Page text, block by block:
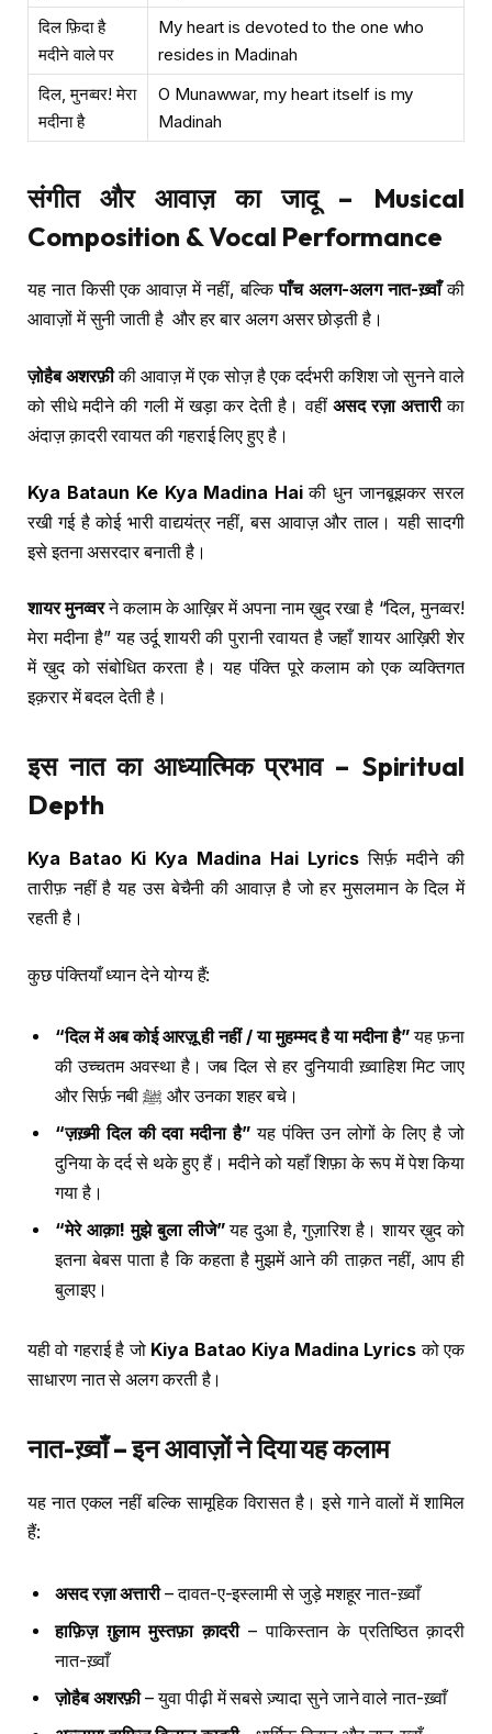
दिल फ़िदा है
मदीने वाले पर
My heart is devoted to the one who
resides in Madinah
दिल, मुनव्वर! मेरा
मदीना है
O Munawwar, my heart itself is my
Madinah
संगीत और आवाज़ का जादू – Musical
Composition & Vocal Performance
यह नात किसी एक आवाज़ में नहीं, बल्किपाँच अलग-अलग नात-ख़्वाँकी
आवाज़ों में सुनी जाती है और हर बार अलग असर छोड़ती है।
ज़ोहैब अशरफ़ीकी आवाज़ में एक सोज़ है एक दर्दभरी कशिश जो सुनने वाले
को सीधे मदीने की गली में खड़ा कर देती है। वहीं असद रज़ा अत्तारीका
अंदाज़ क़ादरी रवायत की गहराई लिए हुए है।
Kya Bataun Ke Kya Madina Haiकी धुन जानबूझकर सरल
रखी गई है कोई भारी वाद्ययंत्र नहीं, बस आवाज़ और ताल। यही सादगी
इसे इतना असरदार बनाती है।
शायर मुनव्वरने कलाम के आख़िर में अपना नाम ख़ुद रखा है “दिल, मुनव्वर!
मेरा मदीना है” यह उर्दू शायरी की पुरानी रवायत है जहाँ शायर आख़िरी शेर
में ख़ुद को संबोधित करता है। यह पंक्ति पूरे कलाम को एक व्यक्तिगत
इक़रार में बदल देती है।
इस नात का आध्यात्मिक प्रभाव – Spiritual
Depth
Kya Batao Ki Kya Madina Hai Lyrics सिर्फ़ मदीने की
तारीफ़ नहीं है यह उस बेचैनी की आवाज़ है जो हर मुसलमान के दिल में
रहती है।
कुछ पंक्तियाँ ध्यान देने योग्य हैं:
“दिल में अब कोई आरज़ू ही नहीं / या मुहम्मद है या मदीना है”यह फ़ना
की उच्चतम अवस्था है। जब दिल से हर दुनियावी ख़्वाहिश मिट जाए
और सिर्फ़ नबी ﷺ और उनका शहर बचे।
“ज़ख़्मी दिल की दवा मदीना है”यह पंक्ति उन लोगों के लिए है जो
दुनिया के दर्द से थके हुए हैं। मदीने को यहाँ शिफ़ा के रूप में पेश किया
गया है।
“मेरे आक़ा! मुझे बुला लीजे”यह दुआ है, गुज़ारिश है। शायर ख़ुद को
इतना बेबस पाता है कि कहता है मुझमें आने की ताक़त नहीं, आप ही
बुलाइए।
यही वो गहराई है जो Kiya Batao Kiya Madina Lyricsको एक
साधारण नात से अलग करती है।
नात-ख़्वाँ – इन आवाज़ों ने दिया यह कलाम
यह नात एकल नहीं बल्कि सामूहिक विरासत है। इसे गाने वालों में शामिल
हैं:
असद रज़ा अत्तारी– दावत-ए-इस्लामी से जुड़े मशहूर नात-ख़्वाँ
हाफ़िज़ ग़ुलाम मुस्तफ़ा क़ादरी– पाकिस्तान के प्रतिष्ठित क़ादरी
नात-ख़्वाँ
ज़ोहैब अशरफ़ी– युवा पीढ़ी में सबसे ज़्यादा सुने जाने वाले नात-ख़्वाँ